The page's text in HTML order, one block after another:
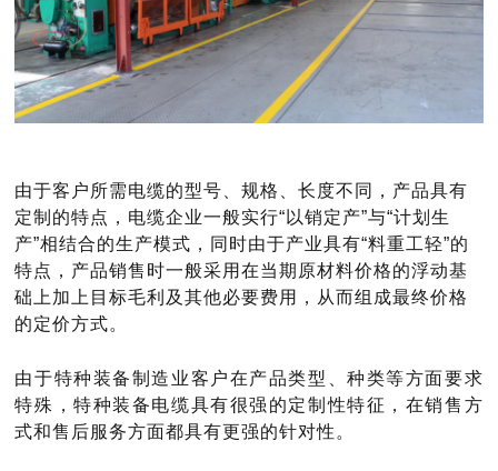
由于客户所需电缆的型号、规格、长度不同，产品具有
定制的特点，电缆企业一般实行“以销定产”与“计划生
产”相结合的生产模式，同时由于产业具有“料重工轻”的
特点，产品销售时一般采用在当期原材料价格的浮动基
础上加上目标毛利及其他必要费用，从而组成最终价格
的定价方式。
由于特种装备制造业客户在产品类型、种类等方面要求
特殊，特种装备电缆具有很强的定制性特征，在销售方
式和售后服务方面都具有更强的针对性。